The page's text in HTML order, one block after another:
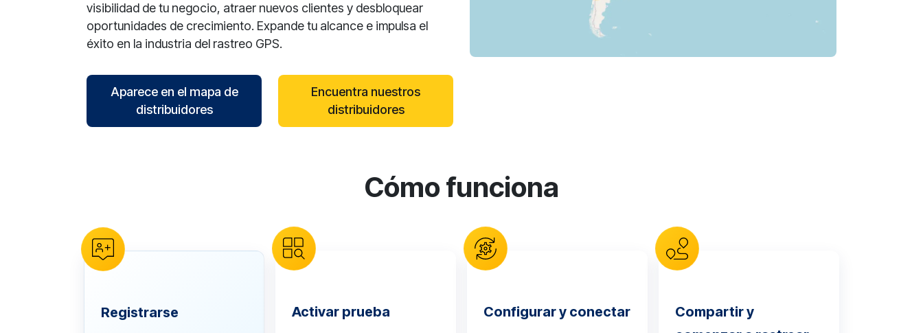
visibilidad de tu negocio, atraer nuevos clientes y desbloquear
oportunidades de crecimiento. Expande tu alcance e impulsa el
éxito en la industria del rastreo GPS.
Aparece en el mapa de
distribuidores
Encuentra nuestros
distribuidores
Cómo funciona
Registrarse Activar prueba Configurar y conectar
Compartir y